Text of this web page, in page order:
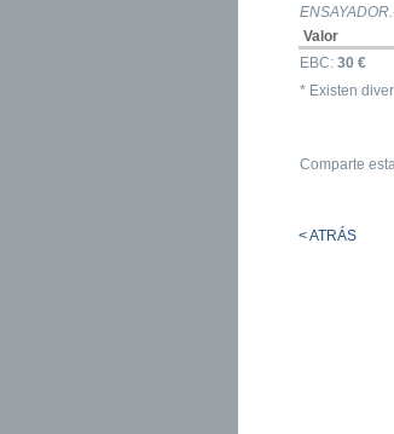
Valor
EBC: 30 €
* Existen
Comparte
< ATRÁS